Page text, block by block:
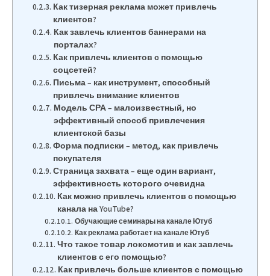
Как тизерная реклама может привлечь
клиентов?
Как завлечь клиентов баннерами на
порталах?
Как привлечь клиентов с помощью
соцсетей?
Письма – как инструмент, способный
привлечь внимание клиентов
Модель СРА – малоизвестный, но
эффективный способ привлечения
клиентской базы
Форма подписки – метод, как привлечь
покупателя
Страница захвата – еще один вариант,
эффективность которого очевидна
Как можно привлечь клиентов с помощью
канала на YouTube?
Обучающие семинары на канале Ютуб
Как реклама работает на канале Ютуб
Что такое товар локомотив и как завлечь
клиентов с его помощью?
Как привлечь больше клиентов с помощью